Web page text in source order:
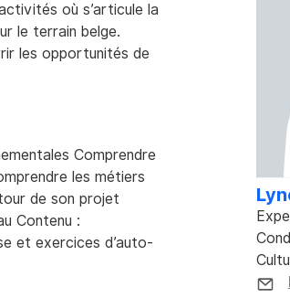
où s’articule la
le terrain belge.
les opportunités de
Comprendre
les métiers
de son projet
Contenu :
et exercices d’auto-